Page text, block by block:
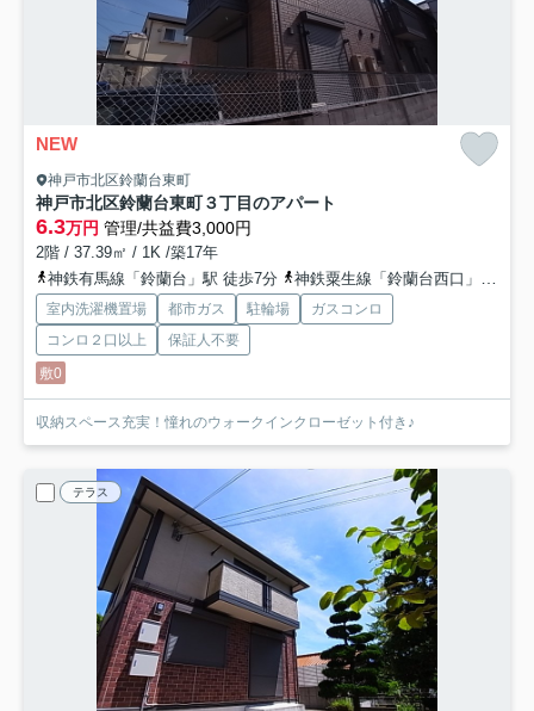
NEW
神戸市北区鈴蘭台東町
神戸市北区鈴蘭台東町３丁目のアパート
6.3万円 管理/共益費3,000円
2階 / 37.39㎡ / 1K /築17年
神鉄有馬線「鈴蘭台」駅 徒歩7分
神鉄粟生線「鈴蘭台西口」駅 徒歩17分
室内洗濯機置場 都市ガス 駐輪場
ガスコンロ
コンロ２口以上
保証人不要
敷0
収納スペース充実！憧れのウォークインクローゼット付き♪
テラス